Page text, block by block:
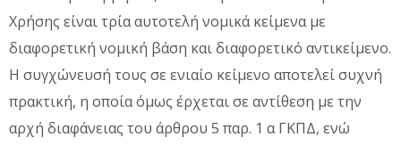
Χρήσης είναι τρία αυτοτελή νομικά κείμενα με
διαφορετική νομική βάση και διαφορετικό αντικείμενο.
Η συγχώνευσή τους σε ενιαίο κείμενο αποτελεί συχνή
πρακτική, η οποία όμως έρχεται σε αντίθεση με την
αρχή διαφάνειας του άρθρου 5 παρ. 1 α ΓΚΠΔ, ενώ